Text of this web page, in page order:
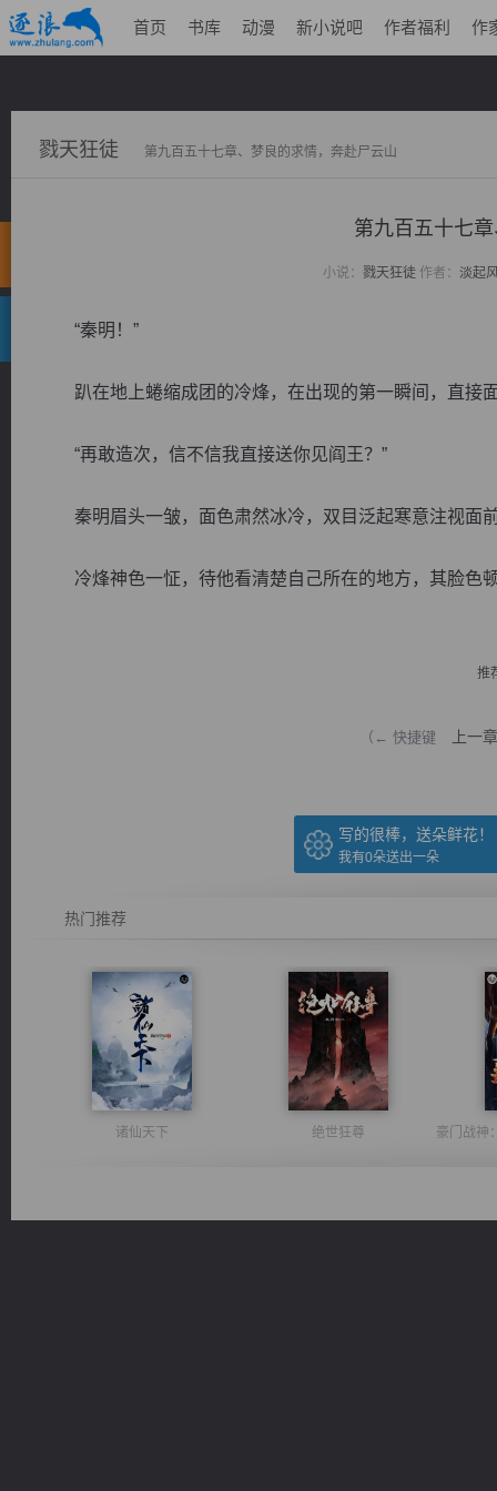
首页 书库 动漫 新小说吧 作者福利 作
戮天狂徒 第九百五十七章、梦良的求情，奔赴尸云山
第九百五十七
小说： 戮天狂徒作者： 淡起
“秦明！”
趴在地上蜷缩成团的冷烽，在出现的第一瞬间，直接
“再敢造次，信不信我直接送你见阎王？”
秦明眉头一皱，面色肃然冰冷，双目泛起寒意注视面
冷烽神色一怔，待他看清楚自己所在的地方，其脸色
推
（← 快捷键 上一章
写的很棒，送朵鲜花！
我有0朵送出一朵
热门推荐
诸仙天下 绝世狂尊